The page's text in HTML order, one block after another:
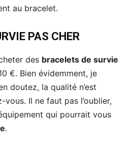
au bracelet.
PAS CHER
des bracelets de survie
€. Bien évidemment, je
doutez, la qualité n’est
Il ne faut pas l’oublier,
qui pourrait vous
.